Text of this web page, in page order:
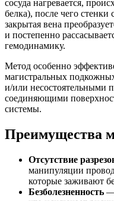
сосуда нагревается,
белка), после чего
закрытая вена
и постепенно
гемодинамику.
Метод особенно
магистральных
и/или несостоятельными
соединяющими
системы.
Преимущества
Отсутствие
манипуляции
которые заживают
Безболезненность —